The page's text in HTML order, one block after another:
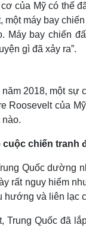
của Mỹ có thể
một máy bay
Máy bay chiến
gì đã xảy ra”.
2018, một sự
Roosevelt của
cuộc chiến tranh
Quốc dường
rất nguy hiểm
hướng và liên lạc
Trung Quốc đã